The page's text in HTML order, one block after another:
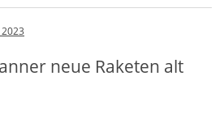
neue Raketen alt